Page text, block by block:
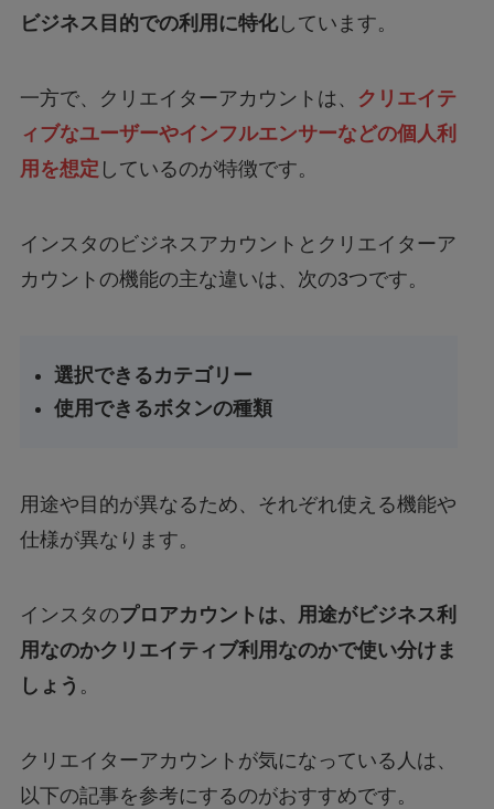
ビジネス目的での利用に特化しています。
一方で、クリエイターアカウントは、
クリエイテ
ィブなユーザーやインフルエンサーなどの個人利
用を想定 しているのが特徴です。
インスタのビジネスアカウントとクリエイターア
カウントの機能の主な違いは、次の3つです。
選択できるカテゴリー
使用できるボタンの種類
用途や目的が異なるため、それぞれ使える機能や
仕様が異なります。
インスタのプロアカウントは、用途がビジネス利
用なのかクリエイティブ利用なのかで使い分けま
しょう 。
クリエイターアカウントが気になっている人は、
以下の記事を参考にするのがおすすめです。